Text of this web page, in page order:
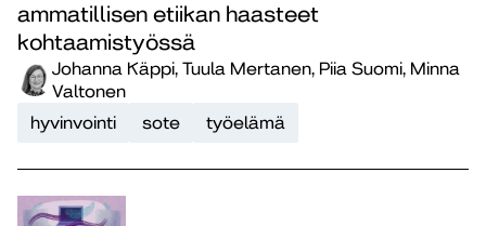
ammatillisen etiikan haasteet
kohtaamistyössä
Johanna Käppi, Tuula Mertanen, Piia Suomi, Minna
Valtonen
hyvinvointi
sote työelämä